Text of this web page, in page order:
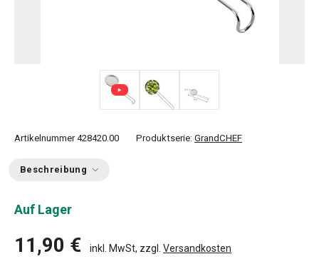
Artikelnummer 428420.00 Produktserie: GrandCHEF
Beschreibung
Auf Lager
11,90 € inkl. MwSt, zzgl. Versandkosten